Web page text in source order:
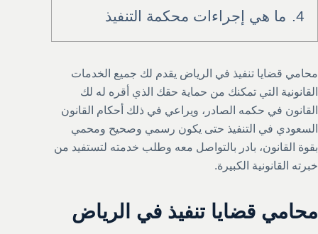
4.
ما هي إجراءات محكمة التنفيذ
محامي قضايا تنفيذ في الرياض يقدم لك جميع الخدمات
القانونية التي تمكنك من حماية حقك الذي أقره له لك
القانون في حكمه الصادر، ويراعي في ذلك أحكام القانون
السعودي في التنفيذ حتى يكون رسمي وصحيح ومحمي
بقوة القانون، بادر بالتواصل معه وطلب خدمته لتستفيد من
خبرته القانونية الكبيرة.
محامي قضايا تنفيذ في الرياض